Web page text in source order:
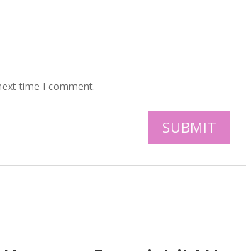
time I comment.